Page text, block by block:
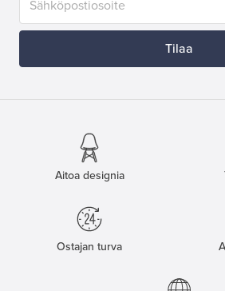
Tilaa
Aitoa designia
Ostajan turva